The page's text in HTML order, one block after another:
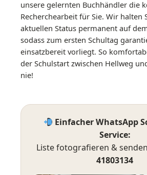
unsere gelernten Buchhändler die
Recherchearbeit für Sie. Wir halten
aktuellen Status permanent auf
sodass zum ersten Schultag
einsatzbereit vorliegt. So
der Schulstart zwischen Hellweg
nie!
Einfacher WhatsApp
Service:
Liste fotografieren &
41803134